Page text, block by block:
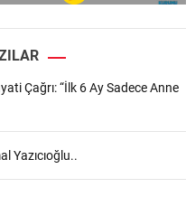
Çağrı: “İlk 6 Ay Sadece Anne
Yazıcıoğlu..